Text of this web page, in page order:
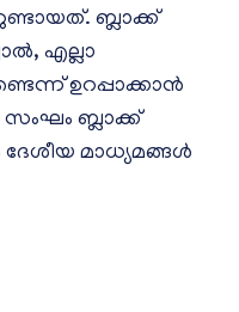
ബ്ലാക്ക്
എല്ലാ
ഉറപ്പാക്കാൻ
ബ്ലാക്ക്
മാധ്യമങ്ങൾ